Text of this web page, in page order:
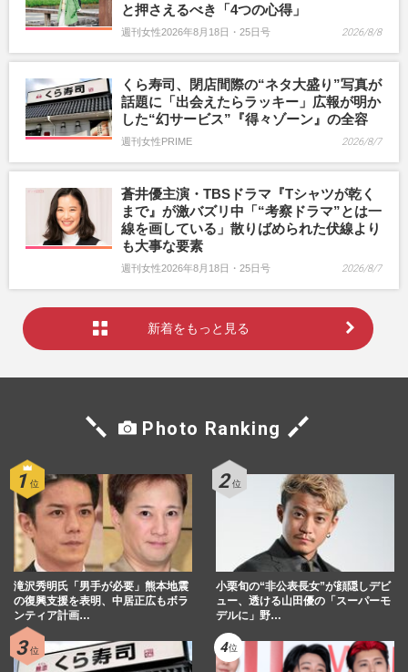
と押さえるべき「4つの心得」
週刊女性2026年8月18日・25日号 2026/8/8
くら寿司、閉店間際の“ネタ大盛り”写真が
話題に「出会えたらラッキー」広報が明か
した“幻サービス”『得々ゾーン』の全容
週刊女性PRIME 2026/8/7
蒼井優主演・TBSドラマ『Tシャツが乾く
まで』が激バズリ中「“考察ドラマ”とは一
線を画している」散りばめられた伏線より
も大事な要素
週刊女性2026年8月18日・25日号 2026/8/7
新着をもっと見る
Photo Ranking
滝沢秀明氏「男手が必要」熊本地震
の復興支援を表明、中居正広もボラ
ンティア計画…
小栗旬の“非公表長女”が顔隠しデビ
ュー、透ける山田優の「スーパーモ
デルに」野…